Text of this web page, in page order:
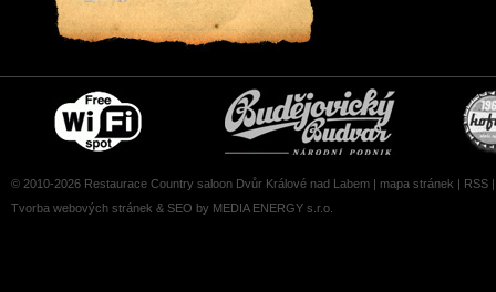
© 2010-2026 Restaurace Country saloon Dvůr Králové nad Labem | mapa stránek | RSS
Tvorba webových stránek & SEO by MEDIA ENERGY s.r.o.